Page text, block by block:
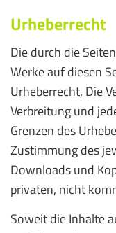
Urheberrecht
Die durch die
Werke auf diesen
Urheberrecht. Die
Verbreitung und
Grenzen des
Zustimmung des
Downloads und
privaten, nicht
Soweit die Inhalte